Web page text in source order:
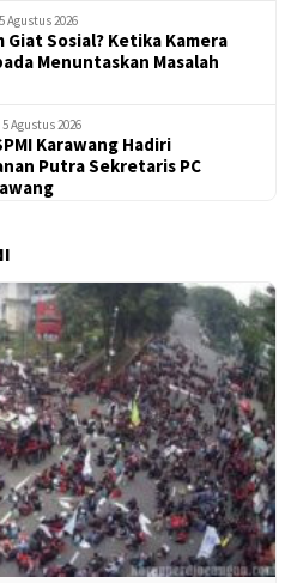
5 Agustus 2026
Giat Sosial? Ketika Kamera
Menuntaskan Masalah
5 Agustus 2026
Karawang Hadiri
Putra Sekretaris PC